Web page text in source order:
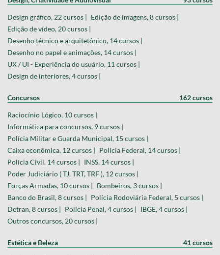
Design gráfico, 22 cursos | Edição de imagens, 8 cursos |
Edição de vídeo, 20 cursos |
Desenho técnico e arquitetônico, 14 cursos |
Desenho no papel e animações, 14 cursos |
UX / UI - Experiência do usuário, 11 cursos |
Design de interiores, 4 cursos |
Concursos 162 cursos
Raciocínio Lógico, 10 cursos |
Informática para concursos, 9 cursos |
Polícia Militar e Guarda Municipal, 15 cursos |
Caixa econômica, 12 cursos | Polícia Federal, 14 cursos |
Polícia Civil, 14 cursos | INSS, 14 cursos |
Poder Judiciário ( TJ, TRT, TRF ), 12 cursos |
Forças Armadas, 10 cursos | Bombeiros, 3 cursos |
Banco do Brasil, 8 cursos | Polícia Rodoviária Federal, 5 cursos |
Detran, 8 cursos | Polícia Penal, 4 cursos | IBGE, 4 cursos |
Outros concursos, 20 cursos |
Estética e Beleza 41 cursos